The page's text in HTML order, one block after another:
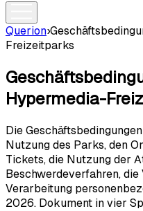
Querion›
Freizeitparks
Hypermedia-
Die
Nutzung des Parks, den
Tickets, die Nutzung der
Beschwerdeverfahren,
Verarbeitung
2026. Dokument in vier